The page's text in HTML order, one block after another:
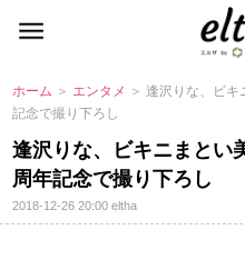
ホーム ＞ エンタメ ＞ 逢沢りな、ビ
記念で撮り下ろし
逢沢りな、ビキニまと
周年記念で撮り下ろし
2018-12-26 20:00eltha